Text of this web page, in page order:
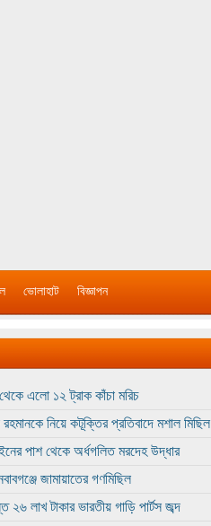
ভোলাহাট বিজ্ঞাপন
এলো ১২ ট্রাক কাঁচা মরিচ
নিয়ে কটূক্তির প্রতিবাদে মশাল মিছিল
পাশ থেকে অর্ধগলিত মরদেহ উদ্ধার
জামায়াতের গণমিছিল
২৬ লাখ টাকার ভারতীয় গাড়ি পার্টস জব্দ